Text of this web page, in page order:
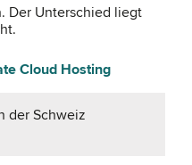
Der Unterschied liegt
Cloud Hosting
der Schweiz